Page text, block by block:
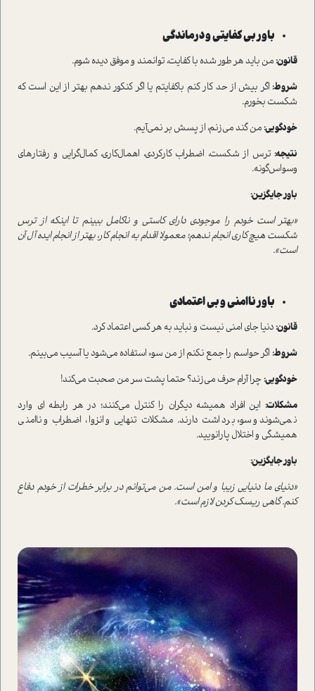
باور بی کفایتی و درماندگی
قانون:من باید هر طور شده با کفایت، توانمند و موفق دیده شوم.
شروط: اگر بیش از حد کار کنم باکفایتم یا اگر کنکور ندهم بهتر از این است که
شکست بخورم.
خودگویی:من گند می‌زنم، از پسش بر نمی‌آیم.
نتیجه: ترس از شکست، اضطراب کارکردی، اهمال‌کاری، کمال‌گرایی و رفتارهای
وسواس‌گونه.
باور جایگزین:
«بهتر است خودم را موجودی دارای کاستی و ناکامل ببینم تا اینکه از ترس
شکست هیچ کاری انجام ندهم؛ معمولا اقدام به انجام کار، بهتر از انجام ایده آل آن
است».
باور ناامنی و بی اعتمادی
قانون:دنیا جای امنی نیست و نباید به هر کسی اعتماد کرد.
شروط: اگر حواسم را جمع نکنم از من سوء استفاده می‌شود یا آسیب می‌بینم.
خودگویی: چرا آرام حرف می‌زند؟ حتما پشت سر من صحبت می‌کند!
مشکلات: این افراد همیشه دیگران را کنترل می‌کنند؛ در هر رابطه ای وارد
نمی‌شوند و سوء برداشت دارند. مشکلات تنهایی و انزوا، اضطراب و ناامنی
همیشگی و اختلال پارانویید.
باور جایگزین:
«دنیای ما دنیایی زیبا و امن است. من می‌توانم در برابر خطرات از خودم دفاع
کنم. گاهی ریسک کردن لازم است».